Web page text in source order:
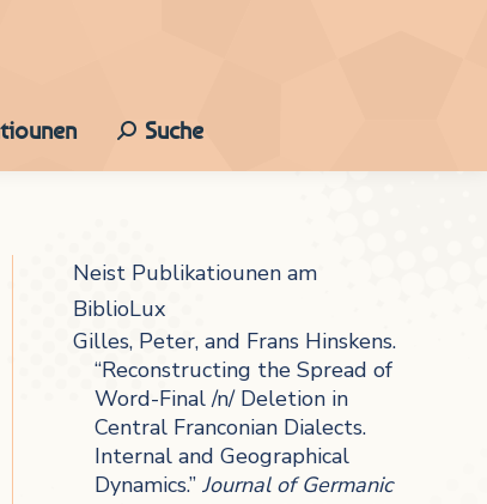
Search:
Suche
Neist Publikatiounen am
BiblioLux
Gilles, Peter, and Frans Hinskens.
“Reconstructing the Spread of
Word-Final /n/ Deletion in
Central Franconian Dialects.
Internal and Geographical
Dynamics.” Journal of Germanic